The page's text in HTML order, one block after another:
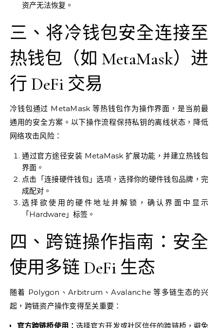
资产无法恢复。
三、将冷钱包安全连接至
热钱包（如 MetaMask）进
行 DeFi 交易
冷钱包通过 MetaMask 等热钱包作为操作界面，是当前最
通用的安全方案。以下操作流程保持私钥的离线状态，降低
网络攻击风险：
通过官方途径安装 MetaMask 扩展功能，并建立热钱包
界面。
点击「连接硬件钱包」选项，选择你的硬件钱包品牌，完
成配对。
选择欲使用的硬件地址并解锁，确认界面中显示
「Hardware」标签。
四、跨链操作指南：安全
使用多链 DeFi 生态
随着 Polygon、Arbitrum、Avalanche 等多链生态的兴
起，跨链资产操作变得至关重要：
官方跨链桥使用： 选择官方开发或社区信任的跨链桥，避免